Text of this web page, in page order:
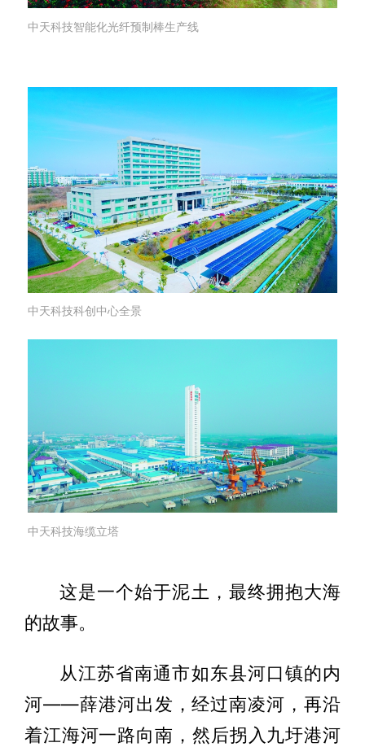
中天科技智能化光纤预制棒生产线
中天科技科创中心全景
中天科技海缆立塔
这是一个始于泥土，最终拥抱大海
的故事。
从江苏省南通市如东县河口镇的内
河——薛港河出发，经过南凌河，再沿
着江海河一路向南，然后拐入九圩港河